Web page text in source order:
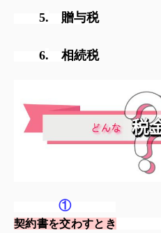
5. 贈与税
6. 相続税
①
契約書を交わすとき